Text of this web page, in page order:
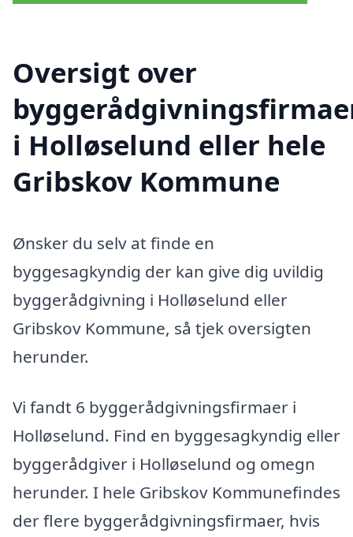
Oversigt over
i Holløselund eller hele
Gribskov Kommune
Ønsker du selv at finde en
byggesagkyndig der kan give dig uvildig
byggerådgivning i Holløselund eller
Gribskov Kommune, så tjek oversigten
herunder.
Vi fandt 6 byggerådgivningsfirmaer i
Holløselund. Find en byggesagkyndig eller
byggerådgiver i Holløselund og omegn
herunder. I hele Gribskov Kommunefindes
der flere byggerådgivningsfirmaer, hvis